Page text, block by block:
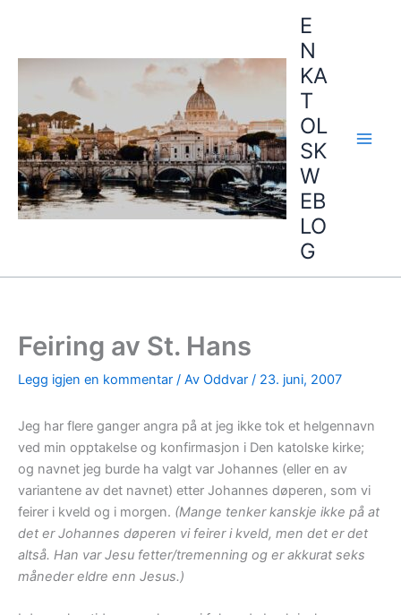
E
N
KA
T
OL
SK
W
EB
LO
G
Feiring av St. Hans
Legg igjen en kommentar / Av Oddvar / 23. juni, 2007
Jeg har flere ganger angra på at jeg ikke tok et helgennavn
ved min opptakelse og konfirmasjon i Den katolske kirke;
og navnet jeg burde ha valgt var Johannes (eller en av
variantene av det navnet) etter Johannes døperen, som vi
feirer i kveld og i morgen. (Mange tenker kanskje ikke på at
det er Johannes døperen vi feirer i kveld, men det er det
altså. Han var Jesu fetter/tremenning og er akkurat seks
måneder eldre enn Jesus.)